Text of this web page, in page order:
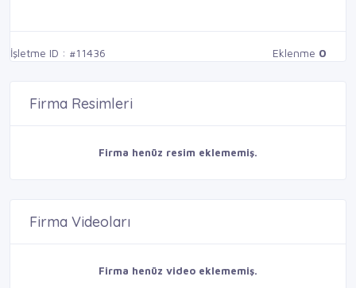
İşletme ID : #11436 Eklenme 0
Firma Resimleri
Firma henüz resim eklememiş.
Firma Videoları
Firma henüz video eklememiş.